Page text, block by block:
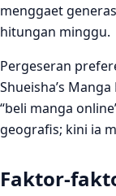
menggaet
hitungan minggu.
Pergeseran
Shueisha’s
“beli manga
geografis; kini ia